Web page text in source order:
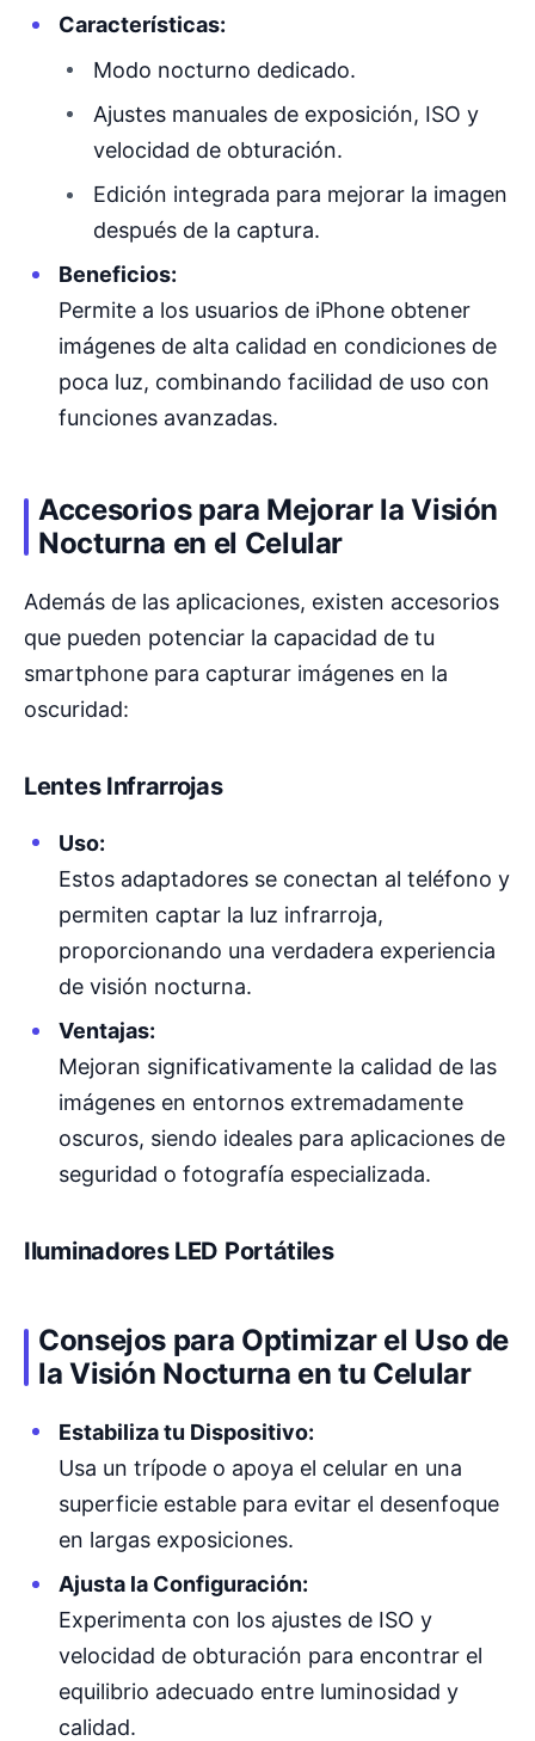
Características:
Modo nocturno dedicado.
Ajustes manuales de exposición, ISO y
velocidad de obturación.
Edición integrada para mejorar la imagen
después de la captura.
Beneficios:
Permite a los usuarios de iPhone obtener
imágenes de alta calidad en condiciones de
poca luz, combinando facilidad de uso con
funciones avanzadas.
Accesorios para Mejorar la Visión
Nocturna en el Celular
Además de las aplicaciones, existen accesorios
que pueden potenciar la capacidad de tu
smartphone para capturar imágenes en la
oscuridad:
Lentes Infrarrojas
Uso:
Estos adaptadores se conectan al teléfono y
permiten captar la luz infrarroja,
proporcionando una verdadera experiencia
de visión nocturna.
Ventajas:
Mejoran significativamente la calidad de las
imágenes en entornos extremadamente
oscuros, siendo ideales para aplicaciones de
seguridad o fotografía especializada.
Iluminadores LED Portátiles
Consejos para Optimizar el Uso de
la Visión Nocturna en tu Celular
Estabiliza tu Dispositivo:
Usa un trípode o apoya el celular en una
superficie estable para evitar el desenfoque
en largas exposiciones.
Ajusta la Configuración:
Experimenta con los ajustes de ISO y
velocidad de obturación para encontrar el
equilibrio adecuado entre luminosidad y
calidad.